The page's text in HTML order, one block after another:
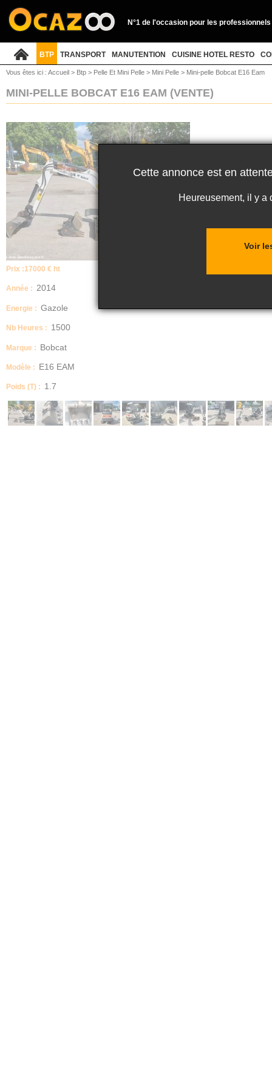
N°1 de l'occasion pour les professionnels
BTP TRANSPORT MANUTENTION CUISINE HOTEL RESTO
Vous êtes ici : Accueil > Btp > Pelle Et Mini Pelle > Mini Pelle > Mini-pelle Bobcat E16 Eam
MINI-PELLE BOBCAT E16 EAM (VENTE)
Prix :17000 € ht
Année : 2014
Energie : Gazole
Nb Heures : 1500
Marque : Bobcat
Modèle : E16 EAM
Poids (T) : 1.7
Cette annonce est en
Heureusement, il y a
Voir